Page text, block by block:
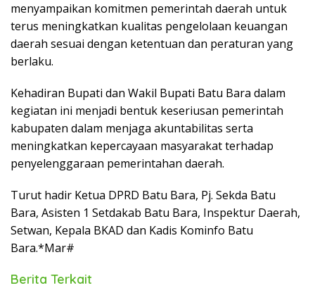
menyampaikan komitmen pemerintah daerah untuk
terus meningkatkan kualitas pengelolaan keuangan
daerah sesuai dengan ketentuan dan peraturan yang
berlaku.
Kehadiran Bupati dan Wakil Bupati Batu Bara dalam
kegiatan ini menjadi bentuk keseriusan pemerintah
kabupaten dalam menjaga akuntabilitas serta
meningkatkan kepercayaan masyarakat terhadap
penyelenggaraan pemerintahan daerah.
Turut hadir Ketua DPRD Batu Bara, Pj. Sekda Batu
Bara, Asisten 1 Setdakab Batu Bara, Inspektur Daerah,
Setwan, Kepala BKAD dan Kadis Kominfo Batu
Bara.*Mar#
Berita Terkait